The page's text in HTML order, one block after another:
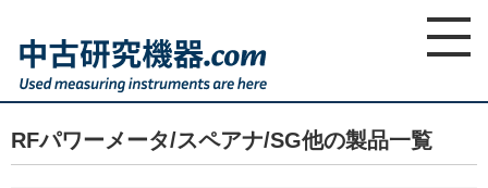
home 製品一覧
RFパワーメータ/スペアナ/SG他の製品一覧